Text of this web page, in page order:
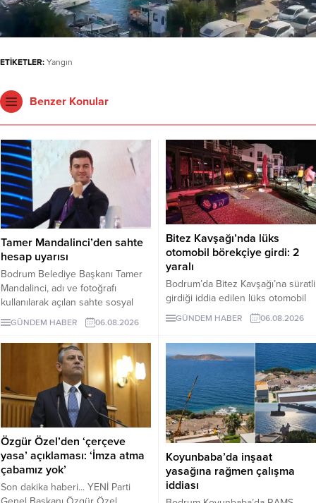
ETİKETLER: Yangın
Benzer Konular
Tamer Mandalinci’den sahte
hesap uyarısı
Bodrum Belediye Başkanı Tamer
Mandalinci, adı ve fotoğrafı
kullanılarak açılan sahte sosyal
medya hesaplarına karşı uyarıda
bulundu. Mandalinci, tek resmî
hesabının @tamermandalinci
olduğunu açıkladı.
GÜNDEM HABER 06.08.2026
Bitez Kavşağı’nda lüks
otomobil börekçiye girdi: 2
yaralı
Bodrum’da Bitez Kavşağı’na süratli
girdiği iddia edilen lüks otomobil
börekçiye girdi. Kazada sürücü ve
GÜNDEM HABER 06.08.2026
Özgür Özel’den ‘çerçeve
yasa’ açıklaması: ‘İmza atma
çabamız yok’
Son dakika haberi... YENİ Parti
Koyunbaba’da inşaat
yasağına rağmen çalışma
iddiası